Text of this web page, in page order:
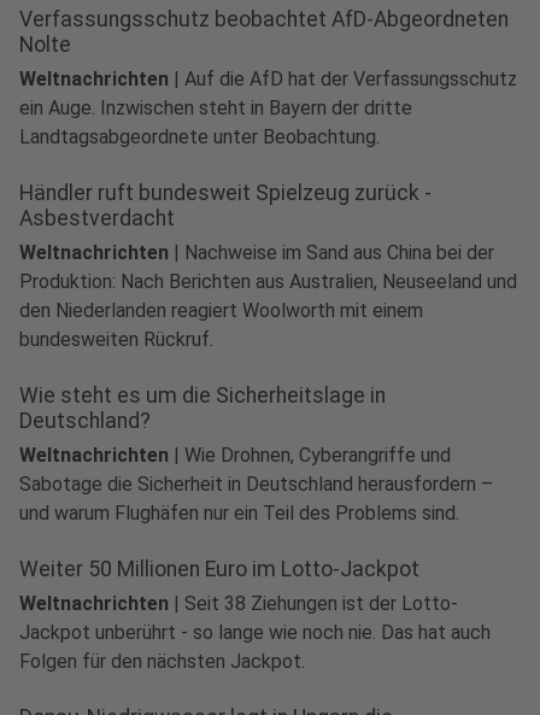
Verfassungsschutz beobachtet AfD-Abgeordneten
Nolte
Weltnachrichten | Auf die AfD hat der Verfassungsschutz
ein Auge. Inzwischen steht in Bayern der dritte
Landtagsabgeordnete unter Beobachtung.
Händler ruft bundesweit Spielzeug zurück -
Asbestverdacht
Weltnachrichten | Nachweise im Sand aus China bei der
Produktion: Nach Berichten aus Australien, Neuseeland und
den Niederlanden reagiert Woolworth mit einem
bundesweiten Rückruf.
Wie steht es um die Sicherheitslage in
Deutschland?
Weltnachrichten | Wie Drohnen, Cyberangriffe und
Sabotage die Sicherheit in Deutschland herausfordern –
und warum Flughäfen nur ein Teil des Problems sind.
Weiter 50 Millionen Euro im Lotto-Jackpot
Weltnachrichten | Seit 38 Ziehungen ist der Lotto-
Jackpot unberührt - so lange wie noch nie. Das hat auch
Folgen für den nächsten Jackpot.